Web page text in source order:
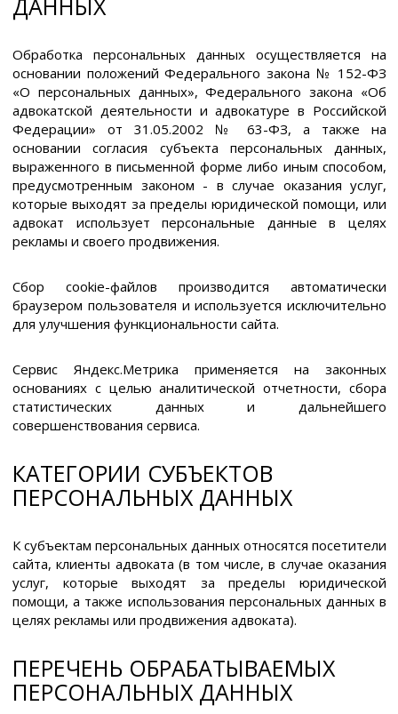
ДАННЫХ
Обработка персональных данных осуществляется на
основании положений Федерального закона № 152-ФЗ
«О персональных данных», Федерального закона «Об
адвокатской деятельности и адвокатуре в Российской
Федерации» от 31.05.2002 № 63-ФЗ, а также на
основании согласия субъекта персональных данных,
выраженного в письменной форме либо иным способом,
предусмотренным законом - в случае оказания услуг,
которые выходят за пределы юридической помощи, или
адвокат использует персональные данные в целях
рекламы и своего продвижения.
Сбор cookie-файлов производится автоматически
браузером пользователя и используется исключительно
для улучшения функциональности сайта.
Сервис Яндекс.Метрика применяется на законных
основаниях с целью аналитической отчетности, сбора
статистических данных и дальнейшего
совершенствования сервиса.
КАТЕГОРИИ СУБЪЕКТОВ
ПЕРСОНАЛЬНЫХ ДАННЫХ
К субъектам персональных данных относятся посетители
сайта, клиенты адвоката (в том числе, в случае оказания
услуг, которые выходят за пределы юридической
помощи, а также использования персональных данных в
целях рекламы или продвижения адвоката).
ПЕРЕЧЕНЬ ОБРАБАТЫВАЕМЫХ
ПЕРСОНАЛЬНЫХ ДАННЫХ